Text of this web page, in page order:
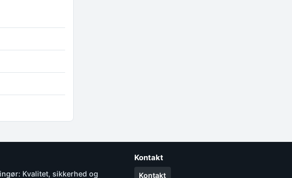
Kvalitet, sikkerhed og
Kontakt
Kontakt